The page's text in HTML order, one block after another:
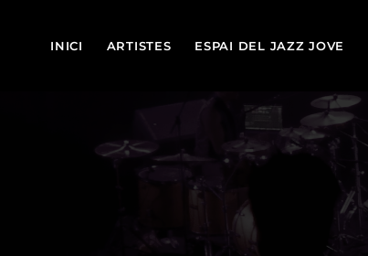
INICI ARTISTES ESPAI DEL JAZZ JOVE